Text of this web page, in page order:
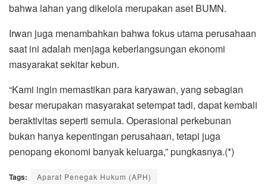
bahwa lahan yang dikelola merupakan aset BUMN.
Irwan juga menambahkan bahwa fokus utama perusahaan
saat ini adalah menjaga keberlangsungan ekonomi
masyarakat sekitar kebun.
“Kami ingin memastikan para karyawan, yang sebagian
besar merupakan masyarakat setempat tadi, dapat kembali
beraktivitas seperti semula. Operasional perkebunan
bukan hanya kepentingan perusahaan, tetapi juga
penopang ekonomi banyak keluarga,” pungkasnya.(*)
Tags:
Aparat Penegak Hukum (APH)